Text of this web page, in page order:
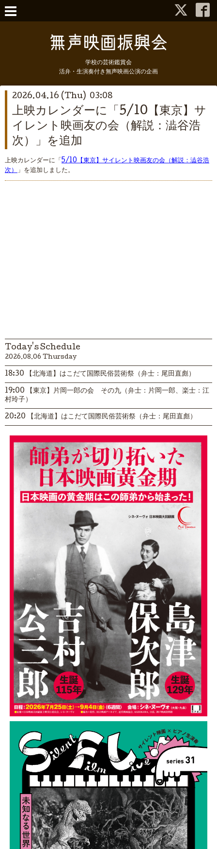
学校の芸術鑑賞会
活弁・生演奏付き無声映画公演の企画
2026.04.16 (Thu) 03:08
上映カレンダーに「5/10【東京】サ
イレント映画友の会（解説：澁谷浩
次）」を追加
上映カレンダーに「 5/10【東京】サイレント映画友の会（解説：澁谷浩
次） 」を追加しました。
Today's Schedule
2026.08.06 Thursday
18:30 【北海道】はこだて国際民俗芸術祭（弁士：尾田直彪）
19:00 【東京】片岡一郎の会 その九（弁士：片岡一郎、楽士：江
村玲子）
20:20 【北海道】はこだて国際民俗芸術祭（弁士：尾田直彪）